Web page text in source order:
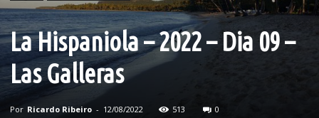
La Hispaniola – 2022 – Dia 09 –
Las Galleras
Por Ricardo Ribeiro - 12/08/2022 513 0